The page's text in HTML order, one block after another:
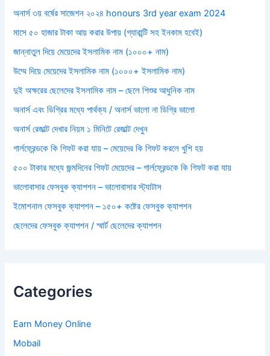
অনার্স ৩য় বর্ষের সাজেশন ২০২৪ honours 3rd year exam 2024
মাসে ৫০ হাজার টাকা আয় করার উপায় (গ্যারান্টি সহ ইনকাম হবেই)
জান্নাতুল দিয়ে মেয়েদের ইসলামিক নাম (১০০০+ নাম)
উম্মে দিয়ে মেয়েদের ইসলামিক নাম (১০০০+ ইসলামিক নাম)
দুই অক্ষরের ছেলেদের ইসলামিক নাম – ছেলে শিশুর আধুনিক নাম
অনার্স এবং ডিগ্রির মধ্যে পার্থক্য / অনার্স ভালো না ডিগ্রি ভালো
অনার্স রেজাল্ট দেখার নিয়ম ১ মিনিটে রেজাল্ট দেখুন
গার্লফ্রেন্ডকে কি গিফট করা যায় – মেয়েদের কি গিফট করলে খুশি হয়
৫০০ টাকার মধ্যে জন্মদিনের গিফট মেয়েদের – গার্লফ্রেন্ডকে কি গিফট করা যায়
ভালোবাসার ফেসবুক ক্যাপশন – ভালোবাসার স্ট্যাটাস
ইমোশনাল ফেসবুক ক্যাপশন – ১৫০+ কষ্টের ফেসবুক ক্যাপশন
ছেলেদের ফেসবুক ক্যাপশন / স্মার্ট ছেলেদের ক্যাপশন
Categories
Earn Money Online
Mobail